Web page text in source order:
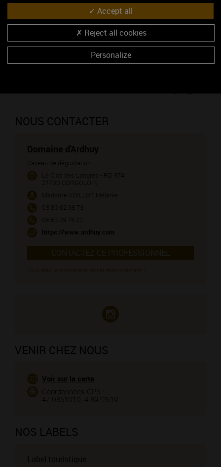
PULIGNY-MONTRACHET (vin blanc)
PULIGNY-MONTRACHET 1ER CRU - Sous le Puits (vin blanc)
SAVIGNY-LES-BEAUNE (vin blanc)
SAVIGNY-LES-BEAUNE 1ER CRU - Aux Clous (vin rouge)
NOUS CONTACTER
Domaine d'Ardhuy
Caveau de dégustation
Le Clos des Langres - RD 974
21700 CORGOLOIN
Madame VOILLOT Mélanie
03 80 62 98 73
06 63 39 75 22
https://www.ardhuy.com
CONTACTEZ CE PROFESSIONNEL
VENIR CHEZ NOUS
Voir sur la carte
Coordonnées GPS :
47.0851010, 4.8972619
NOS LABELS
Label touristique
Accept all
Reject all cookies
Personalize